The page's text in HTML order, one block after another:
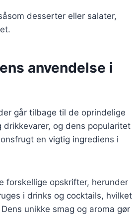
desserter eller salater,
anvendelse i
går tilbage til de oprindelige
og dens popularitet
en vigtig ingrediens i
forskellige opskrifter, herunder
i drinks og cocktails, hvilket
unikke smag og aroma gør